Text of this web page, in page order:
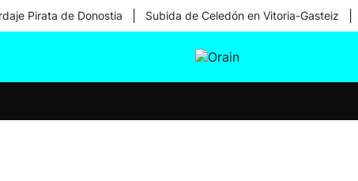
Pirata de Donostia Subida de Celedón en Vitoria-Gasteiz